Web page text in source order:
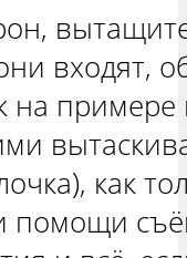
входят,
на
как
помощи